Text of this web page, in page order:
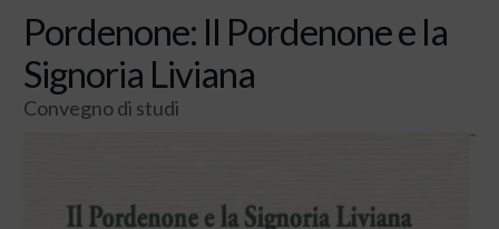
Pordenone: Il Pordenone e la
Signoria Liviana
Convegno di studi